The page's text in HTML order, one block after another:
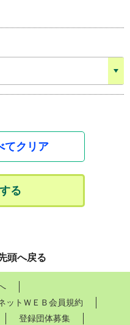
てクリア
る
頭へ戻る
ットＷＥＢ会員規約
登録団体募集